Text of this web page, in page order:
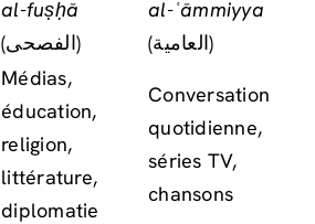
al-fuṣḥā
(الفصحى)
al-ʿāmmiyya
(العامية)
Médias,
éducation,
religion,
littérature,
diplomatie
Conversation
quotidienne,
séries TV,
chansons